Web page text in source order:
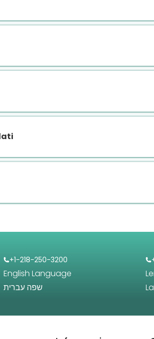
+1-218-250-3200
English Language
שפה עברית